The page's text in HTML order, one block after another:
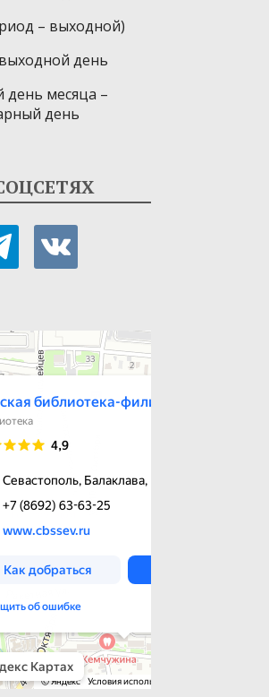
– выходной)
день
день месяца –
день
vkontakte
№ 9